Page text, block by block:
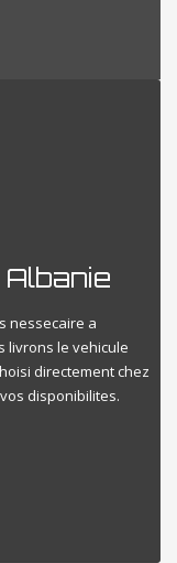
Albanie
nessecaire a
livrons le vehicule
directement chez
disponibilites.